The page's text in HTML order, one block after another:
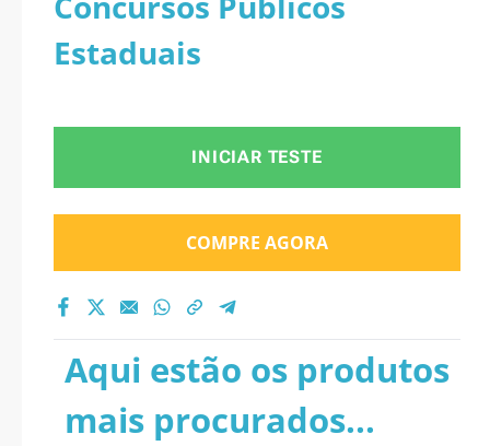
Estaduais
INICIAR TESTE
COMPRE AGORA
Aqui estão os produtos
mais procurados...